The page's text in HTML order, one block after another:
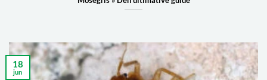
18
jun